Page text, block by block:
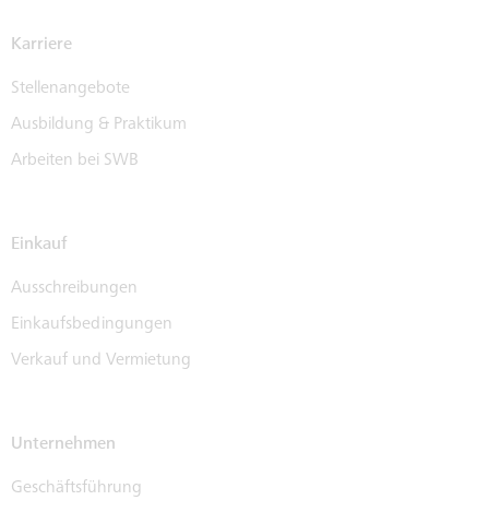
Karriere
Stellenangebote
Ausbildung & Praktikum
Arbeiten bei SWB
Einkauf
Ausschreibungen
Einkaufsbedingungen
Verkauf und Vermietung
Unternehmen
Geschäftsführung